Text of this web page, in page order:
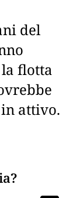
del
flotta
attivo.